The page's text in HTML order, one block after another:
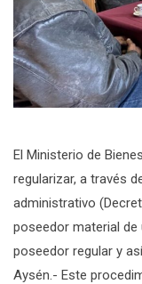
El Ministerio de
regularizar, a través
administrativo
poseedor material de
poseedor regular y
Aysén.- Este